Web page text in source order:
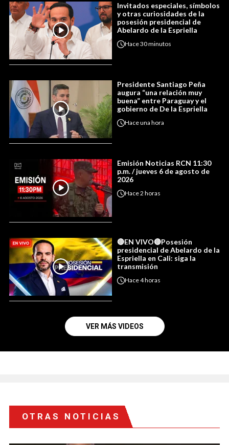
Invitados especiales, símbolos
y otras curiosidades de la
posesión presidencial de
Abelardo de la Espriella
Hace30 minutos
Presidente Santiago Peña
augura “una relación muy
buena” entre Paraguay y el
gobierno de De la Espriella
Haceuna hora
Emisión Noticias RCN 11:30
p.m. / jueves 6 de agosto de
2026
Hace2 horas
🔴EN VIVO🔴Posesión
presidencial de Abelardo de la
Espriella en Cali: siga la
transmisión
Hace4 horas
VER MÁS VIDEOS
OTRAS NOTICIAS